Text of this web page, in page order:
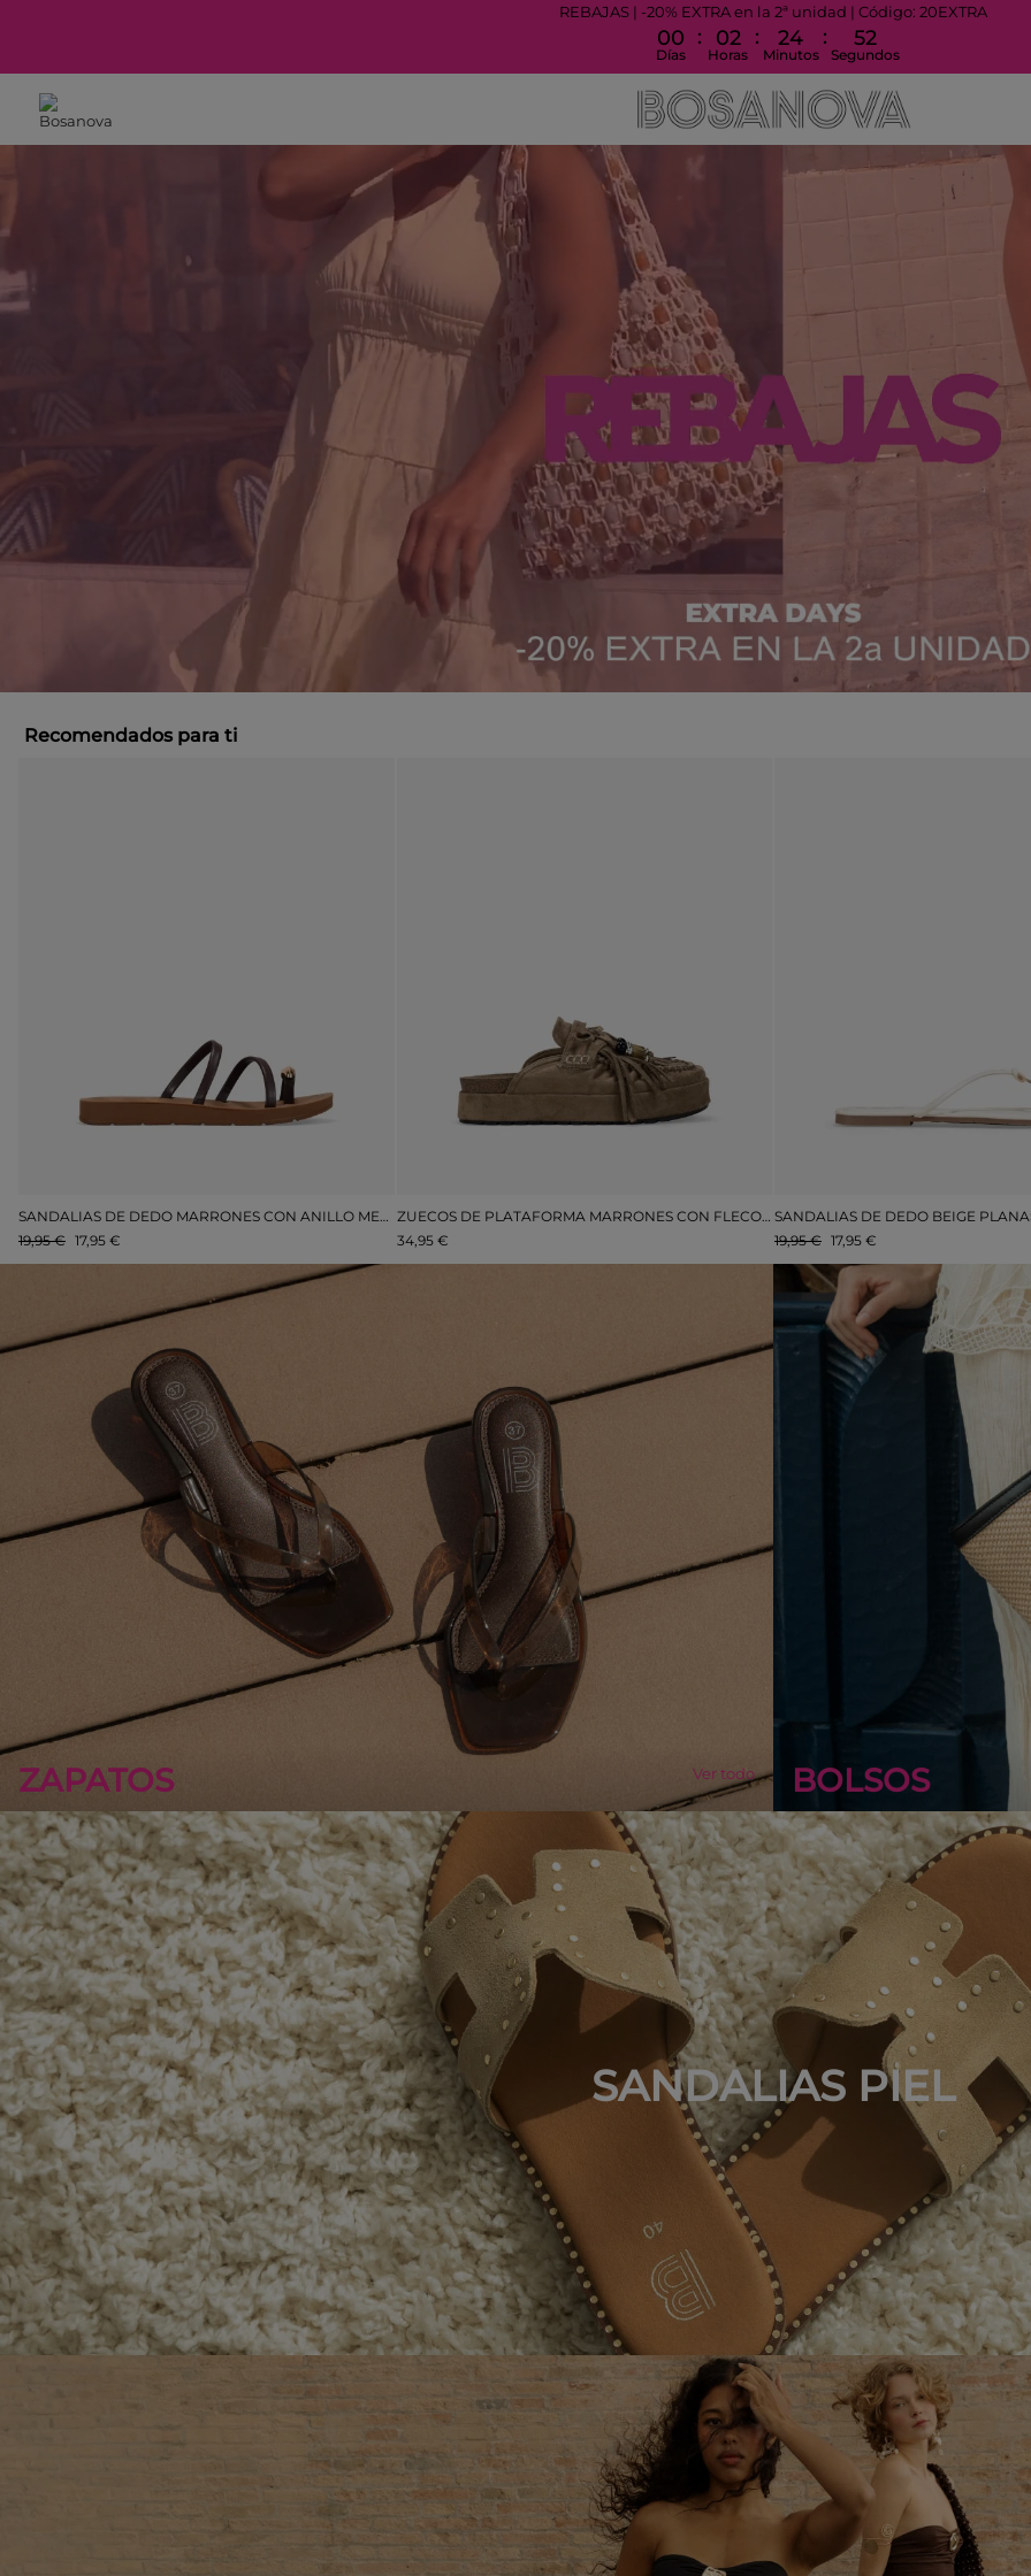
REBAJAS | -20% EXTRA en la 2ª unidad | Código: 20EXTRA
00
Días
: 02
Horas
: 24
Minutos
: 46
Segundos
Recomendados para ti
17,95 €
19,95 €
ZUECOS DE PLATAFORMA MARRONES CON FLECOS Y BORLAS
34,95 €
17,95 €
19,95 €
ZAPATOS Ver todo BOLSOS
SANDALIAS PIEL